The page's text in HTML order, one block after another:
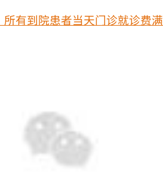
所有到院患者当天门诊就诊费满